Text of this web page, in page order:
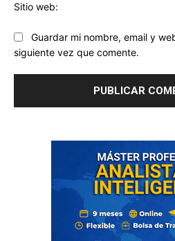
Sitio web:
Guardar mi nombre, email y
siguiente vez que comente.